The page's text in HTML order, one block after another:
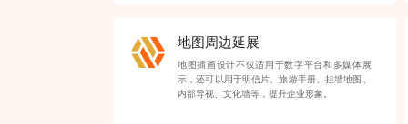
地图周边延展
地图插画设计不仅适用于数字平台和多媒体展
示，还可以用于明信片、旅游手册、挂墙地图、
内部导视、文化墙等，提升企业形象。